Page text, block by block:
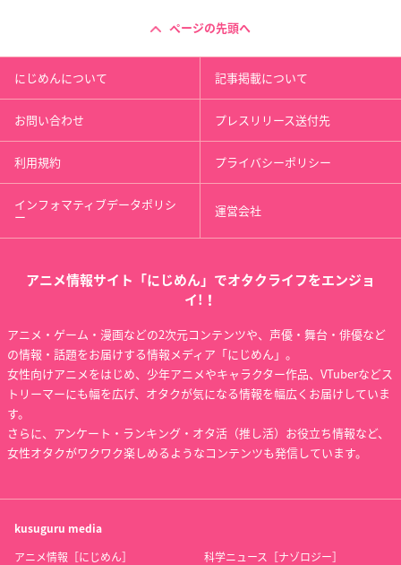
ページの先頭へ
にじめんについて 記事掲載について
お問い合わせ プレスリリース送付先
利用規約 プライバシーポリシー
インフォマティブデータポリシ
ー 運営会社
アニメ情報サイト「にじめん」でオタクライフをエンジョ
イ!！
アニメ・ゲーム・漫画などの2次元コンテンツや、声優・舞台・俳優など
の情報・話題をお届けする情報メディア「にじめん」。
女性向けアニメをはじめ、少年アニメやキャラクター作品、VTuberなどス
トリーマーにも幅を広げ、オタクが気になる情報を幅広くお届けしていま
す。
さらに、アンケート・ランキング・オタ活（推し活）お役立ち情報など、
女性オタクがワクワク楽しめるようなコンテンツも発信しています。
kusuguru media
アニメ情報［にじめん］ 科学ニュース［ナゾロジー］